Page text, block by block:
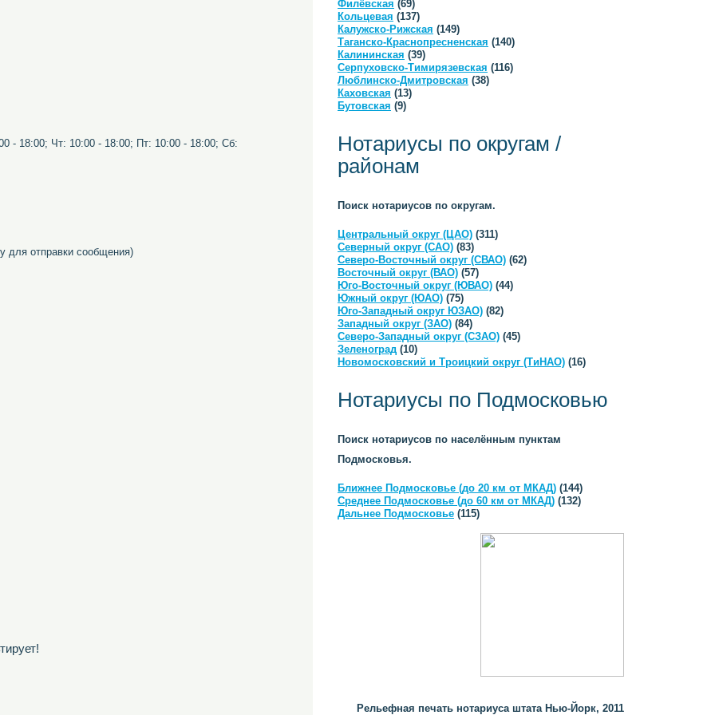
- 18:00; Чт: 10:00 - 18:00; Пт: 10:00 - 18:00; Сб:
для отправки сообщения)
Филёвская (69)
Кольцевая (137)
Калужско-Рижская (149)
Таганско-Краснопресненская (140)
Калининская (39)
Серпуховско-Тимирязевская (116)
Люблинско-Дмитровская (38)
Каховская (13)
Бутовская (9)
Нотариусы по округам /
районам
Поиск нотариусов по округам.
Центральный округ (ЦАО) (311)
Северный округ (САО) (83)
Северо-Восточный округ (СВАО) (62)
Восточный округ (ВАО) (57)
Юго-Восточный округ (ЮВАО) (44)
Южный округ (ЮАО) (75)
Юго-Западный округ ЮЗАО) (82)
Западный округ (ЗАО) (84)
Северо-Западный округ (СЗАО) (45)
Зеленоград (10)
Новомосковский и Троицкий округ (ТиНАО) (16)
Нотариусы по Подмосковью
Поиск нотариусов по населённым пунктам
Подмосковья.
Ближнее Подмосковье (до 20 км от МКАД) (144)
Среднее Подмосковье (до 60 км от МКАД) (132)
Дальнее Подмосковье (115)
Рельефная печать нотариуса штата Нью-Йорк, 2011